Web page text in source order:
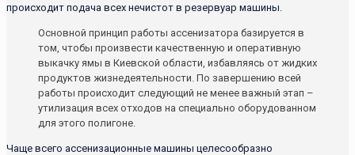
происходит подача всех нечистот в резервуар машины.
Основной принцип работы ассенизатора базируется в
том, чтобы произвести качественную и оперативную
выкачку ямы в Киевской области, избавляясь от жидких
продуктов жизнедеятельности. По завершению всей
работы происходит следующий не менее важный этап –
утилизация всех отходов на специально оборудованном
для этого полигоне.
Чаще всего ассенизационные машины целесообразно